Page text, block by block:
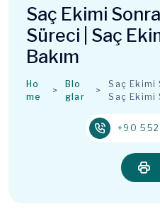
Saç Ekimi
Süreci | Saç
Bakım
Ho
me
Blo
glar
Saç Ekimi
Saç Ekimi
+90